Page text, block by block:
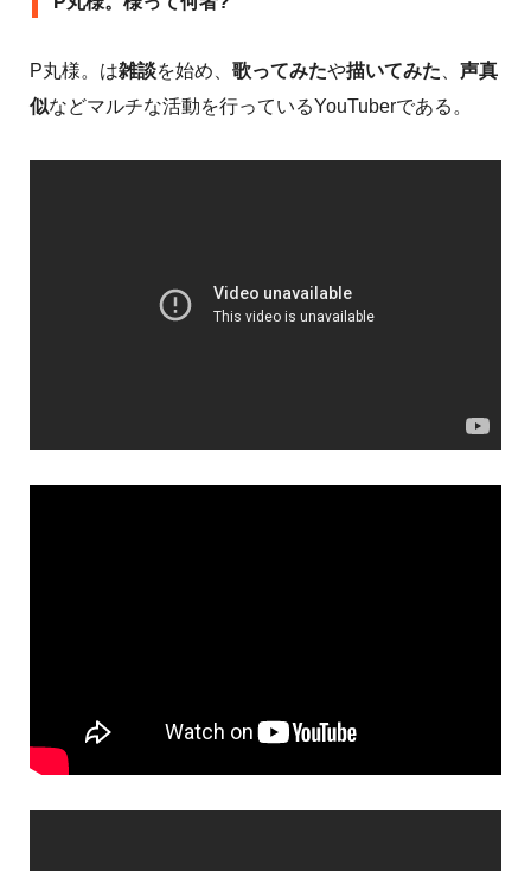
P丸様。は雑談を始め、 歌ってみたや描いてみた
声真
似などマルチな活動を行っているYouTuberである。